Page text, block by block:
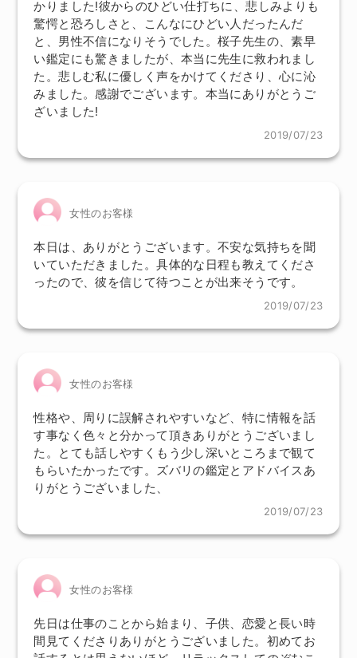
かりました!彼からのひどい仕打ちに、悲しみよりも
驚愕と恐ろしさと、こんなにひどい人だったんだ
と、男性不信になりそうでした。桜子先生の、素早
い鑑定にも驚きましたが、本当に先生に救われまし
た。悲しむ私に優しく声をかけてくださり、心に沁
みました。感謝でございます。本当にありがとうご
ざいました!
2019/07/23
女性のお客様
本日は、ありがとうございます。不安な気持ちを聞
いていただきました。具体的な日程も教えてくださ
ったので、彼を信じて待つことが出来そうです。
2019/07/23
女性のお客様
性格や、周りに誤解されやすいなど、特に情報を話
す事なく色々と分かって頂きありがとうございまし
た。とても話しやすくもう少し深いところまで観て
もらいたかったです。ズバリの鑑定とアドバイスあ
りがとうございました、
2019/07/23
女性のお客様
先日は仕事のことから始まり、子供、恋愛と長い時
間見てくださりありがとうございました。初めてお